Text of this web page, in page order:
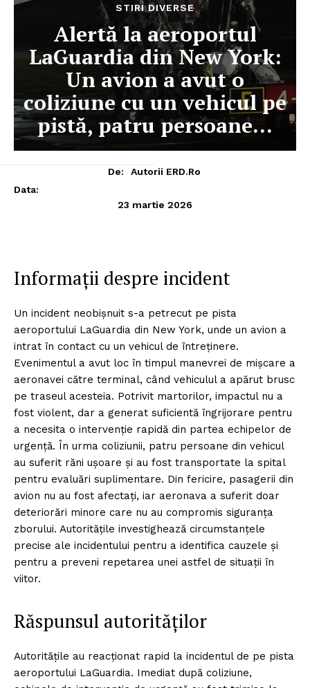
STIRI DIVERSE
Alertă la aeroportul
LaGuardia din New York:
Un avion a avut o
coliziune cu un vehicul pe
pistă, patru persoane…
De:
Autorii ERD.ro
Data:
23 martie 2026
Informații despre incident
Un incident neobișnuit s-a petrecut pe pista
aeroportului LaGuardia din New York, unde un avion a
intrat în contact cu un vehicul de întreținere.
Evenimentul a avut loc în timpul manevrei de mișcare a
aeronavei către terminal, când vehiculul a apărut brusc
pe traseul acesteia. Potrivit martorilor, impactul nu a
fost violent, dar a generat suficientă îngrijorare pentru
a necesita o intervenție rapidă din partea echipelor de
urgență. În urma coliziunii, patru persoane din vehicul
au suferit răni ușoare și au fost transportate la spital
pentru evaluări suplimentare. Din fericire, pasagerii din
avion nu au fost afectați, iar aeronava a suferit doar
deteriorări minore care nu au compromis siguranța
zborului. Autoritățile investighează circumstanțele
precise ale incidentului pentru a identifica cauzele și
pentru a preveni repetarea unei astfel de situații în
viitor.
Răspunsul autorităților
Autoritățile au reacționat rapid la incidentul de pe pista
aeroportului LaGuardia. Imediat după coliziune,